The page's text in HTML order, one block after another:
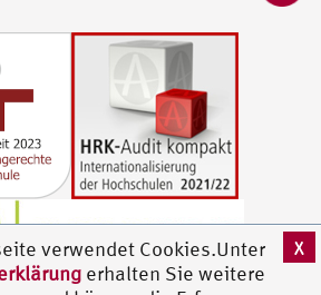
verwendet Cookies.Unter
erhalten Sie weitere
X